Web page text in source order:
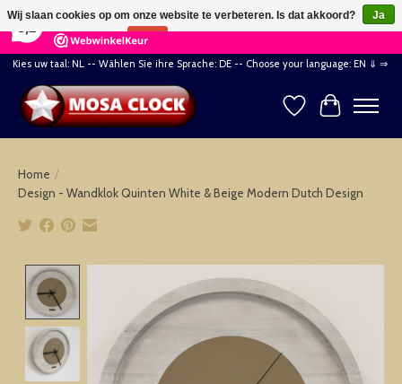
164 Reviews ×
Kies uw taal: NL -- Wählen Sie ihre Sprache: DE -- Choose your language: EN ⇓ ⇒
Verlanglijst
Home /
Design - Wandklok Quinten White & Beige Modern Dutch Design
Wij slaan cookies op om onze website te verbeteren. Is dat akkoord?
Ja
Nee